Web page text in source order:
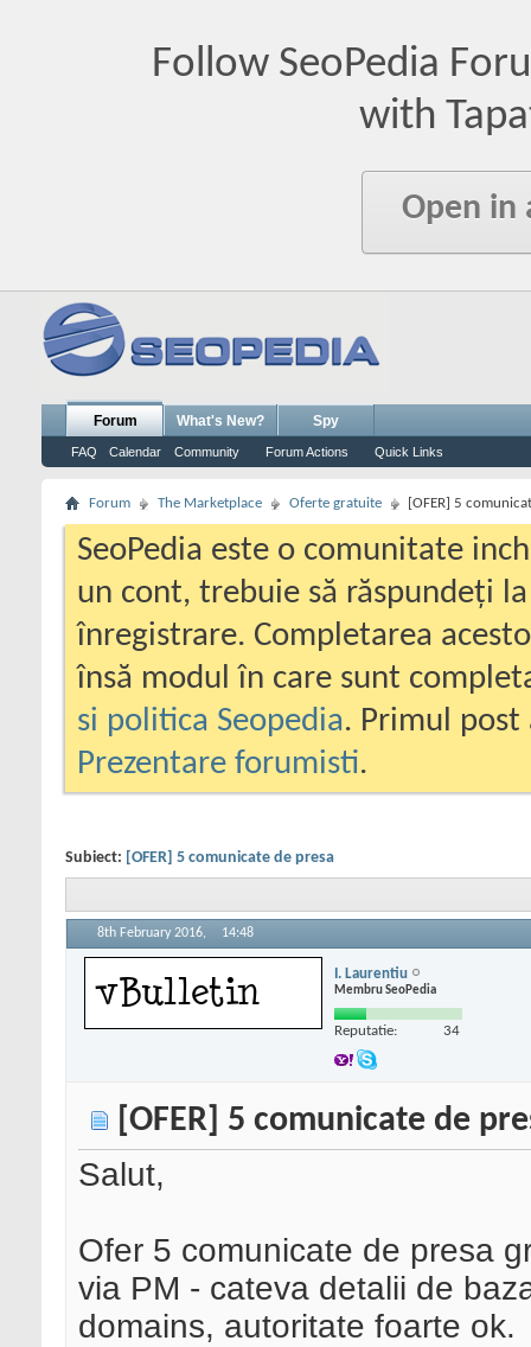
Follow SeoPedia
with
Open in
Forum
FAQ Calendar Community Forum Actions Quick Links
What's New? Spy
Forum The Marketplace Oferte gratuite [OFER] 5
SeoPedia este o comunitate
un cont, trebuie să răspundeți
înregistrare. Completarea
însă modul în care sunt
si politica Seopedia. Primul
Prezentare forumisti.
Subiect: [OFER] 5 comunicate de presa
8th February 2016, 14:48
I. Laurentiu
Membru SeoPedia
Reputatie: 34
[OFER] 5 comunicate de
Salut,
Ofer 5 comunicate de presa
via PM - cateva detalii de
domains, autoritate foarte ok.